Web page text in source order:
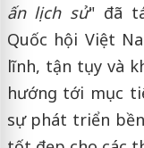
ấn lịch sử" đã
Quốc hội Việt
lĩnh, tận tụy và
hướng tới mục
sự phát triển